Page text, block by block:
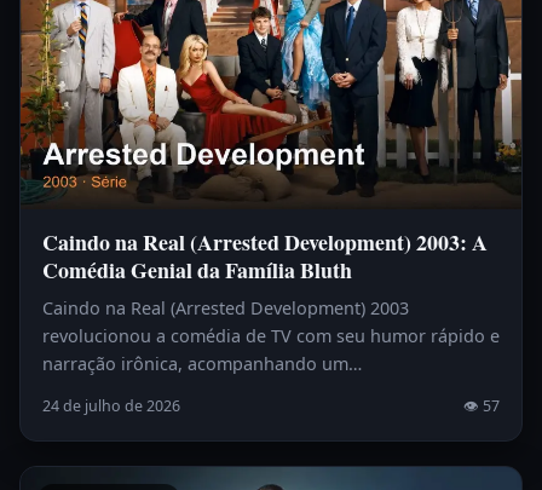
Caindo na Real (Arrested Development) 2003: A
Comédia Genial da Família Bluth
Caindo na Real (Arrested Development) 2003
revolucionou a comédia de TV com seu humor rápido e
narração irônica, acompanhando um…
24 de julho de 2026 👁 57